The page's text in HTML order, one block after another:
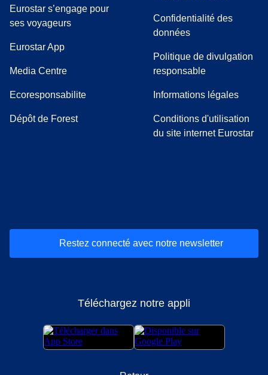
Eurostar s’engage pour
ses voyageurs
Eurostar App
Media Centre( Ouvre un nouvel onglet)
Ecoresponsabilite
Dépôt de Forest
Confidentialité des
données
Politique de divulgation
responsable
Informations légales
Conditions d'utilisation
du site internet Eurostar
Restez connecté avec notre newsletter
Téléchargez notre appli